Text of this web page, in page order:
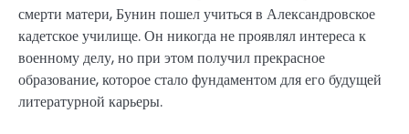
смерти матери, Бунин пошел учиться в Александровское
кадетское училище. Он никогда не проявлял интереса к
военному делу, но при этом получил прекрасное
образование, которое стало фундаментом для его будущей
литературной карьеры.